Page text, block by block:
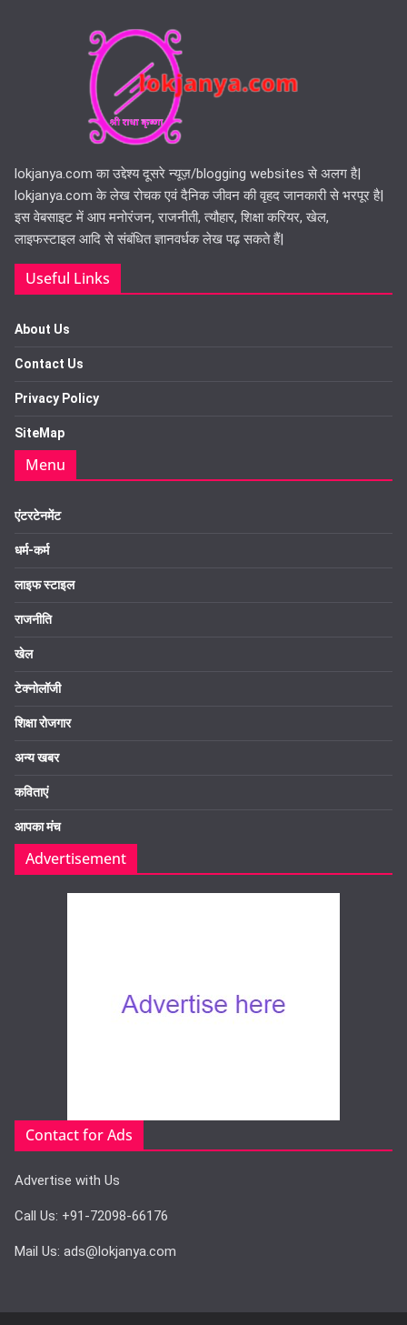
lokjanya.com का उद्देश्य दूसरे न्यूज़/blogging websites से अलग है|
lokjanya.com के लेख रोचक एवं दैनिक जीवन की वृहद जानकारी से भरपूर है|
इस वेबसाइट में आप मनोरंजन, राजनीती, त्यौहार, शिक्षा करियर, खेल,
लाइफस्टाइल आदि से संबंधित ज्ञानवर्धक लेख पढ़ सकते हैं|
Useful Links
About Us
Contact Us
Privacy Policy
SiteMap
Menu
एंटरटेनमेंट
धर्म-कर्म
लाइफ स्टाइल
राजनीति
खेल
टेक्नोलॉजी
शिक्षा रोजगार
अन्य खबर
कविताएं
आपका मंच
Advertisement
Contact for Ads
Advertise with Us
Call Us: +91-72098-66176
Mail Us: ads@lokjanya.com